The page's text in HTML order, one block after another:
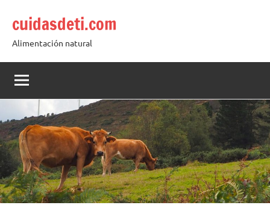
contenido
cuidasdeti.com
Alimentación natural